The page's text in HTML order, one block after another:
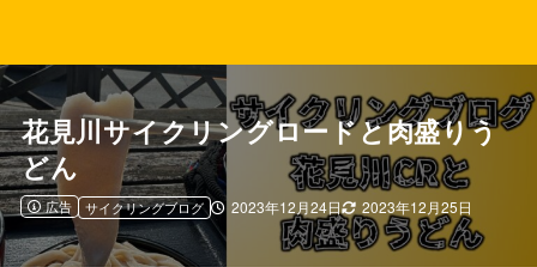
花見川サイクリングロードと肉盛りう
どん
広告 2023年12月24日 2023年12月25日
サイクリングブログ